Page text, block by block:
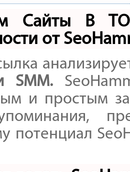
Сайты В
от
SMM.
и простым
потенциал